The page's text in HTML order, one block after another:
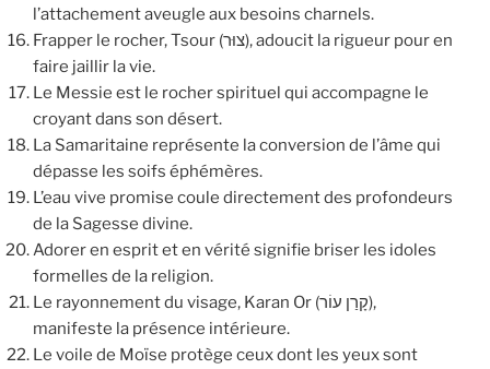
l’attachement aveugle aux besoins charnels.
Frapper le rocher, Tsour (צוּר), adoucit la rigueur pour en
faire jaillir la vie.
Le Messie est le rocher spirituel qui accompagne le
croyant dans son désert.
La Samaritaine représente la conversion de l’âme qui
dépasse les soifs éphémères.
L’eau vive promise coule directement des profondeurs
de la Sagesse divine.
Adorer en esprit et en vérité signifie briser les idoles
formelles de la religion.
Le rayonnement du visage, Karan Or (קָרַן עוֹר),
manifeste la présence intérieure.
Le voile de Moïse protège ceux dont les yeux sont